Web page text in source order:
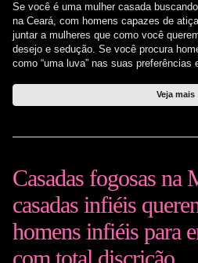
Se você é uma mulher casada
na Ceará, com homens capazes de
juntar a mulheres que como você
desejo e sedução. Se você procura
como “uma luva” nas suas preferências
Veja mais
Casadas fogosas na
casadas infiéis
homens infiéis para